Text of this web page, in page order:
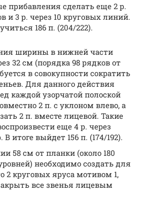
прибавления сделать еще 2 р.
и 3 р. через 10 круговых линий.
186 п. (204/222).
ширины в нижней части
32 см (порядка 98 рядков от
в совокупности сократить
Для данного действия
каждой узорчатой полоской
2 п. с уклоном влево, а
2 п. вместе лицевой. Такие
еще 4 р. через
итоге выйдет 156 п. (174/192).
58 см от планки (около 180
необходимо создать для
2 круговых яруса мотивом 1,
все звенья лицевым